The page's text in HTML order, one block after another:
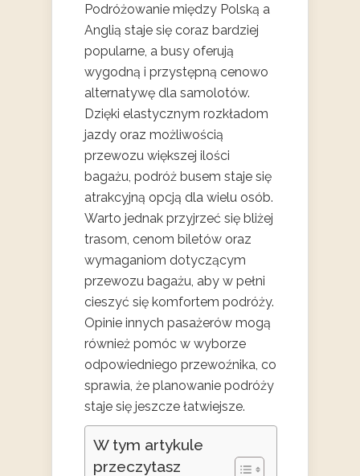
Podróżowanie między Polską a
Anglią staje się coraz bardziej
popularne, a busy oferują
wygodną i przystępną cenowo
alternatywę dla samolotów.
Dzięki elastycznym rozkładom
jazdy oraz możliwością
przewozu większej ilości
bagażu, podróż busem staje się
atrakcyjną opcją dla wielu osób.
Warto jednak przyjrzeć się bliżej
trasom, cenom biletów oraz
wymaganiom dotyczącym
przewozu bagażu, aby w pełni
cieszyć się komfortem podróży.
Opinie innych pasażerów mogą
również pomóc w wyborze
odpowiedniego przewoźnika, co
sprawia, że planowanie podróży
staje się jeszcze łatwiejsze.
W tym artykule
przeczytasz